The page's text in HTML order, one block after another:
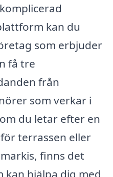
kan du
som erbjuder
få tre
från
som verkar i
du letar efter en
terrassen eller
finns det
kan hjälpa dig med